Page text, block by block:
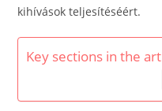
kihívások teljesítéséért.
Key sections in the